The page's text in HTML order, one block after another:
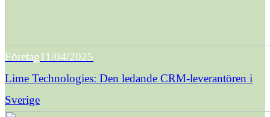
Företag11/04/2025
Lime Technologies: Den ledande CRM-leverantören i
Sverige